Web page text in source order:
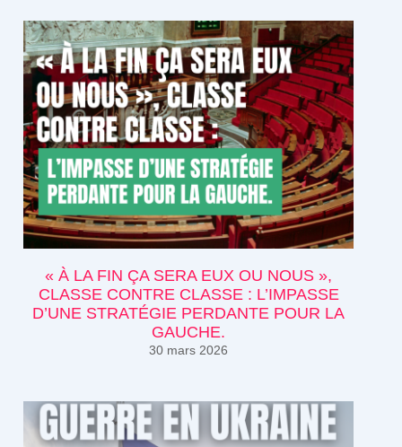
« À LA FIN ÇA SERA EUX OU NOUS »,
CLASSE CONTRE CLASSE : L’IMPASSE
D’UNE STRATÉGIE PERDANTE POUR LA
GAUCHE.
30 mars 2026